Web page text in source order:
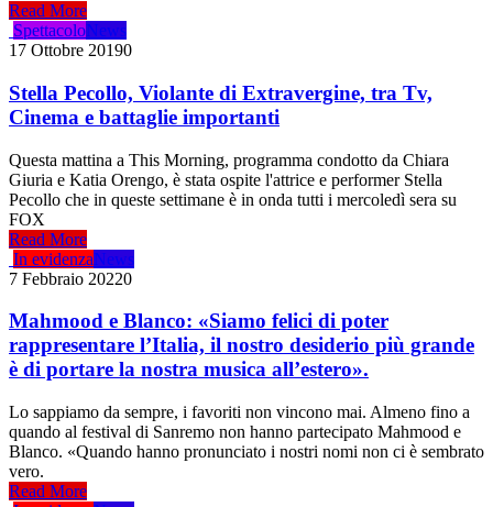
Read More
SpettacoloNews
17 Ottobre 20190
Stella Pecollo, Violante di Extravergine, tra Tv,
Cinema e battaglie importanti
Questa mattina a This Morning, programma condotto da Chiara
Giuria e Katia Orengo, è stata ospite l'attrice e performer Stella
Pecollo che in queste settimane è in onda tutti i mercoledì sera su
FOX
Read More
In evidenzaNews
7 Febbraio 20220
Mahmood e Blanco: «Siamo felici di poter
rappresentare l’Italia, il nostro desiderio più grande
è di portare la nostra musica all’estero».
Lo sappiamo da sempre, i favoriti non vincono mai. Almeno fino a
quando al festival di Sanremo non hanno partecipato Mahmood e
Blanco. «Quando hanno pronunciato i nostri nomi non ci è sembrato
vero.
Read More